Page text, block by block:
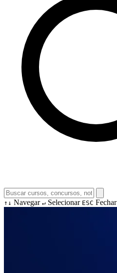
↑↓ Navegar ↵ Selecionar ESC Fechar